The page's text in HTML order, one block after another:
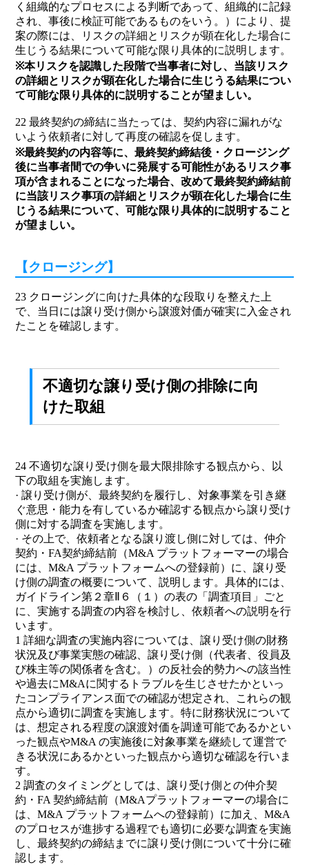
く組織的なプロセスによる判断であって、組織的に記録
され、事後に検証可能であるものをいう。）により、提
案の際には、リスクの詳細とリスクが顕在化した場合に
生じうる結果について可能な限り具体的に説明します。
※本リスクを認識した段階で当事者に対し、当該リスク
の詳細とリスクが顕在化した場合に生じうる結果につい
て可能な限り具体的に説明することが望ましい。
22 最終契約の締結に当たっては、契約内容に漏れがな
いよう依頼者に対して再度の確認を促します。
※最終契約の内容等に、最終契約締結後・クロージング
後に当事者間での争いに発展する可能性があるリスク事
項が含まれることになった場合、改めて最終契約締結前
に当該リスク事項の詳細とリスクが顕在化した場合に生
じうる結果について、可能な限り具体的に説明すること
が望ましい。
【クロージング】
23 クロージングに向けた具体的な段取りを整えた上
で、当日には譲り受け側から譲渡対価が確実に入金され
たことを確認します。
不適切な譲り受け側の排除に向
けた取組
24 不適切な譲り受け側を最大限排除する観点から、以
下の取組を実施します。
· 譲り受け側が、最終契約を履行し、対象事業を引き継
ぐ意思・能力を有しているか確認する観点から譲り受け
側に対する調査を実施します。
· その上で、依頼者となる譲り渡し側に対しては、仲介
契約・FA契約締結前（M&A プラットフォーマーの場合
には、M&A プラットフォームへの登録前）に、譲り受
け側の調査の概要について、説明します。具体的には、
ガイドライン第２章Ⅱ６（１）の表の「調査項目」ごと
に、実施する調査の内容を検討し、依頼者への説明を行
います。
1 詳細な調査の実施内容については、譲り受け側の財務
状況及び事業実態の確認、譲り受け側（代表者、役員及
び株主等の関係者を含む。）の反社会的勢力への該当性
や過去にM&Aに関するトラブルを生じさせたかといっ
たコンプライアンス面での確認が想定され、これらの観
点から適切に調査を実施します。特に財務状況について
は、想定される程度の譲渡対価を調達可能であるかとい
った観点やM&A の実施後に対象事業を継続して運営で
きる状況にあるかといった観点から適切な確認を行いま
す。
2 調査のタイミングとしては、譲り受け側との仲介契
約・FA 契約締結前（M&Aプラットフォーマーの場合に
は、M&A プラットフォームへの登録前）に加え、M&A
のプロセスが進捗する過程でも適切に必要な調査を実施
し、最終契約の締結までに譲り受け側について十分に確
認します。